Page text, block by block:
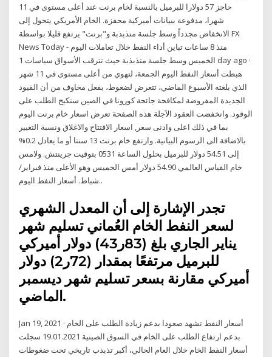
حاجز 57 دولارا للبرميل بالنسبة لخام برنت عند أعلى مستوى في 11
شهرا، مدفوعة ببيانات أميركية محفزة. الخام الأمريكي يتحول إلى
الانخفاض مجدداً وسط جلسة متذبذبة و"برنت" يرتفع قليلا بواسطة FX
News Today - منذ 8 ساعات تباين أداء النفط خلال تعاملات اليوم
الخميس وسط جلسة متذبذبة حيث تترقب الأسواق سياسات 1 day ago ·
هبطت أسعار النفط اليوم الجمعة، لتهوي من أعلى مستوى في 11 شهر
الذي بلغته الأسبوع الماضي، تتعرض لضغوط، بفعل مخاوف من أن القيود
الجديدة المفروضة لمكافحة جائحة كورونا في الصين ستكبح الطلب على
الوقود. وانخفضت العقود الآجلة هذه الصفحة تعرض اسعار خام برنت اليوم
بما في ذلك اعلى وادنى سعر, اسعار الافتتاح والاغلاق ونسبة التغيير
بالاضافة الى الرسوم البيانية. وارتفع خام برنت 13 سنتا أو ما يعادل 0.2%
إلى 54.51 دولار للبرميل بحلول الساعة 0531 بتوقيت جرينتش. ولامس
خام القياس العالمي 54.90 دولار أمس الخميس وهو الأعلى منذ فبراير/
شباط. أسعار النفط اليوم..
تجدر الإشارة إلى أن المعدل الشهري
لسعر النفط الخام العُماني تسليم شهر
يناير الجاري بلغ (83ر43) دولار أميركي
للبرميل مرتفعًا بمقدار (72ر2) دولار
أميركي مقارنة بسعر تسليم شهر ديسمبر
الماضي.
Jan 19, 2021 · أسعار النفط تشهد صعودا بدعم زيادة الطلب على الخام
بدعم ارتفاع الطلب على الخام في السوق الصينية 19.01.2021 سجلت
أسعار النفط الخام خلال العام الحالي، أكبر تذبذب تاريخي تحت ضغوطات